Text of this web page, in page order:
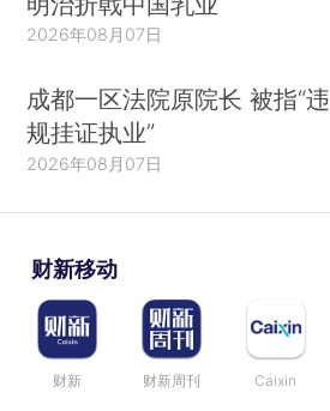
2026年08月07日
成都一区法院原院长 被指“违
规挂证执业”
2026年08月07日
财新移动
财新 财新周刊 Caixin